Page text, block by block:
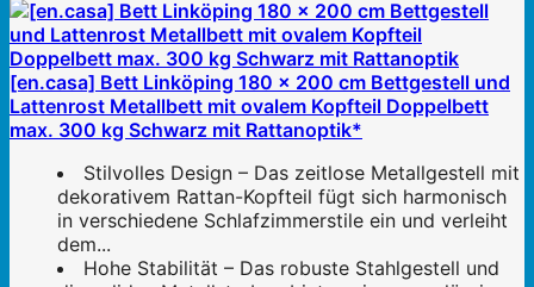
[en.casa] Bett Linköping 180 x 200 cm Bettgestell und
Lattenrost Metallbett mit ovalem Kopfteil Doppelbett
max. 300 kg Schwarz mit Rattanoptik*
Stilvolles Design – Das zeitlose Metallgestell mit
dekorativem Rattan-Kopfteil fügt sich harmonisch
in verschiedene Schlafzimmerstile ein und verleiht
dem...
Hohe Stabilität – Das robuste Stahlgestell und